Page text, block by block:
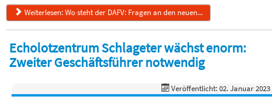
Weiterlesen: Wo steht der DAFV: Fragen an den neuen...
Echolotzentrum Schlageter wächst enorm:
Zweiter Geschäftsführer notwendig
Veröffentlicht: 02. Januar 2023